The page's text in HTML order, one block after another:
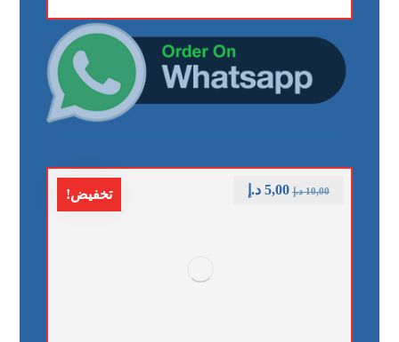
تخفيض! 10,00 د.إ 5,00 د.إ